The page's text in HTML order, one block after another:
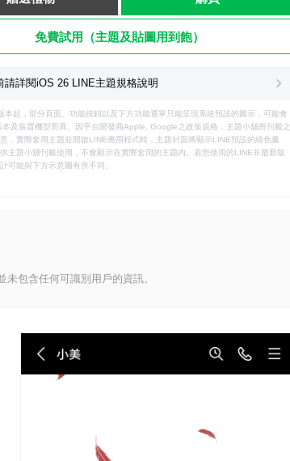
免費試用（主題及貼圖用到飽）
請詳閱iOS 26 LINE主題規格說明
本起，部分頁面、功能按鈕以及下方功能選單只能呈現系統預設的圖示，可能會
及裝置機型而異。因平台開發商Apple, Google之政策規格，主題小舖所刊載之
，實際套用主題並開啟LINE應用程式時，主題封面將顯示LINE預設的綠色畫
主題小舖刊載使用，不會顯示在實際套用的主題內。若您使用的LINE非最新版
可能與下方示意圖有所不同。
包含任何可識別用戶的資訊。